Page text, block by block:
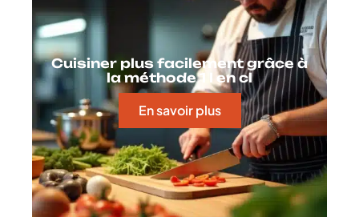
Cuisiner plus facilement grâce à
la méthode 1 l en cl
En savoir plus